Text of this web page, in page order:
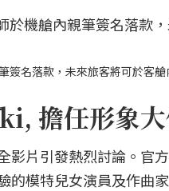
簽名落款，未來旅客將可於客
擔任形象
影片引發熱烈討論。官
的模特兒女演員及作曲